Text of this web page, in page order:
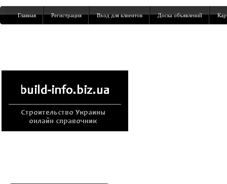
Главная Регистрация Вход для клиентов Доска объявлений